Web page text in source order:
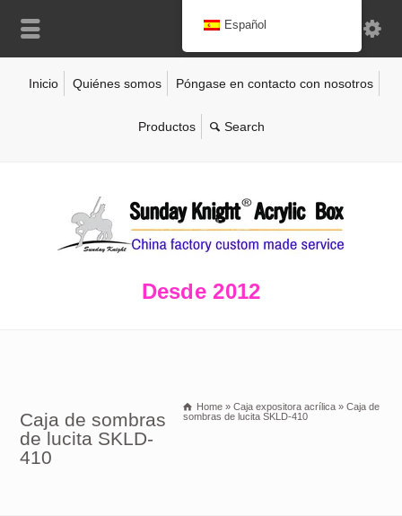
Inicio Quiénes somos Póngase en contacto con nosotros
Productos
Desde 2012
Caja de sombras
de lucita SKLD-
410
Home » Caja expositora acrílica » Caja de
sombras de lucita SKLD-410
Español